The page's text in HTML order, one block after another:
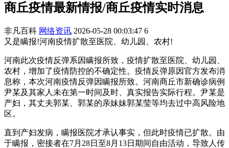
商丘疫情最新情报/商丘疫情实时消息
非凡百科 网络资讯 2026-05-28 00:03:47 6
又是瞒报!河南疫情扩散至医院、幼儿园、农村!
河南此次疫情反弹系因瞒报所致，疫情扩散至医院、幼儿园、
农村，增加了疫情防控的不确定性。疫情反弹原因官方发布消
息称，本次河南疫情反弹因瞒报所致。河南商丘市新确诊病例
尹某及其家人未在第一时间及时、真实报告实际行程。尹某是
产妇，其丈夫郭某、郭某的亲妹妹郭某莹等均去过中高风险地
区。
直到产妇发病，瞒报医院才承认事实，但此时疫情已扩散。由
于瞒报，密接者在7月28日至8月13日期间自由活动，导致人传